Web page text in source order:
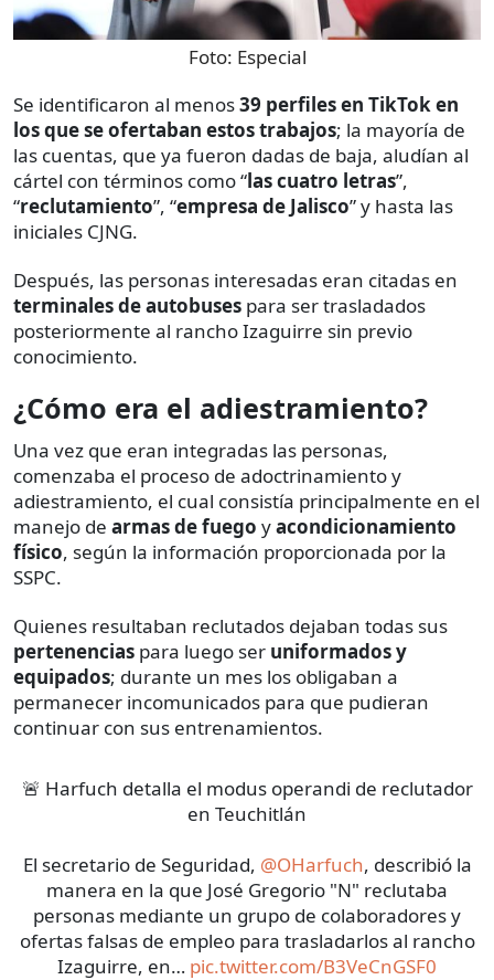
Foto: Especial
Se identificaron al menos39 perfiles en TikTok en
los que se ofertaban estos trabajos; la mayoría de
las cuentas, que ya fueron dadas de baja, aludían al
cártel con términos como “las cuatro letras”,
“reclutamiento”, “empresa de Jalisco” y hasta las
iniciales CJNG.
Después, las personas interesadas eran citadas en
terminales de autobuses para ser trasladados
posteriormente al rancho Izaguirre sin previo
conocimiento.
¿Cómo era el adiestramiento?
Una vez que eran integradas las personas,
comenzaba el proceso de adoctrinamiento y
adiestramiento, el cual consistía principalmente en el
manejo de armas de fuego yacondicionamiento
físico, según la información proporcionada por la
SSPC.
Quienes resultaban reclutados dejaban todas sus
pertenencias para luego ser uniformadosy
equipados; durante un mes los obligaban a
permanecer incomunicados para que pudieran
continuar con sus entrenamientos.
🚨 Harfuch detalla el modus operandi de reclutador
en Teuchitlán
El secretario de Seguridad, @OHarfuch, describió la
manera en la que José Gregorio "N" reclutaba
personas mediante un grupo de colaboradores y
ofertas falsas de empleo para trasladarlos al rancho
Izaguirre, en… pic.twitter.com/B3VeCnGSF0